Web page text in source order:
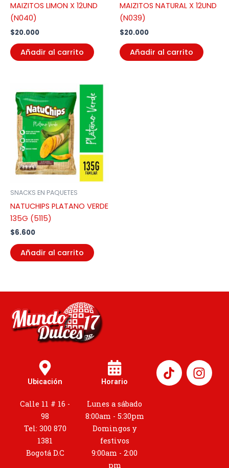
MAIZITOS LIMON X 12UND
(N040)
$20.000
Añadir al carrito
MAIZITOS NATURAL X 12UND
(N039)
$20.000
Añadir al carrito
SNACKS EN PAQUETES
NATUCHIPS PLATANO VERDE
135G (5115)
$6.600
Añadir al carrito
Ubicación
Calle 11 # 16 -
98
Tel: 300 870
1381
Bogotá D.C
Horario
Lunes a sábado
8:00am - 5:30pm
Domingos y
festivos
9:00am - 2:00
pm
I
n
s